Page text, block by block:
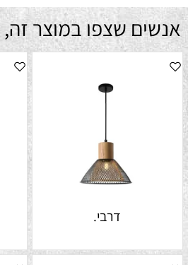
אנשים שצפו במוצר זה,
דרבי.